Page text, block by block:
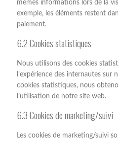
mêmes informations lors de la
exemple, les éléments restent
paiement.
6.2 Cookies statistiques
Nous utilisons des cookies
l’expérience des internautes sur
cookies statistiques, nous
l’utilisation de notre site web.
6.3 Cookies de marketing/suivi
Les cookies de marketing/suivi